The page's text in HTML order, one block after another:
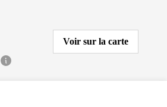
Voir sur la carte